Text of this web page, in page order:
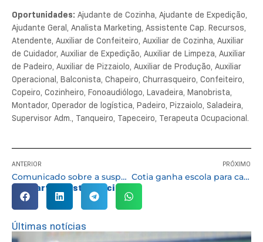
Oportunidades: Ajudante de Cozinha, Ajudante de Expedição,
Ajudante Geral, Analista Marketing, Assistente Cap. Recursos,
Atendente, Auxiliar de Confeiteiro, Auxiliar de Cozinha, Auxiliar
de Cuidador, Auxiliar de Expedição, Auxiliar de Limpeza, Auxiliar
de Padeiro, Auxiliar de Pizzaiolo, Auxiliar de Produção, Auxiliar
Operacional, Balconista, Chapeiro, Churrasqueiro, Confeiteiro,
Copeiro, Cozinheiro, Fonoaudiólogo, Lavadeira, Manobrista,
Montador, Operador de logística, Padeiro, Pizzaiolo, Saladeira,
Supervisor Adm., Tanqueiro, Tapeceiro, Terapeuta Ocupacional.
ANTERIOR
Comunicado sobre a suspensão das aulas em duas unidades escolares até terça-feira (30/09/25)
PRÓXIMO
Cotia ganha escola para capacitação por meio do programa ‘Beleza que Transforma’
Compartilhe esta notícia:
Últimas notícias